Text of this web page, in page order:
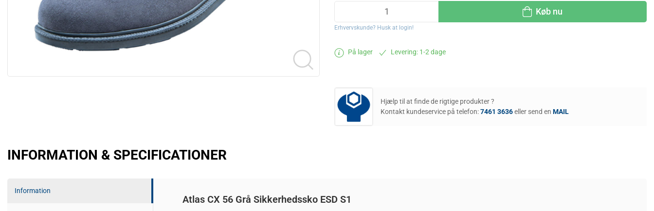
Køb nu
Erhvervskunde? Husk at login!
På lager Levering: 1-2 dage
Hjælp til at finde de rigtige produkter ?
Kontakt kundeservice på telefon:7461 3636eller send en MAIL
INFORMATION & SPECIFICATIONER
Information
Atlas CX 56 Grå Sikkerhedssko ESD S1